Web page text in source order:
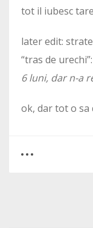
tot il iubesc
later edit:
“tras de urechi”:
6 luni, dar n-a
ok, dar tot o sa